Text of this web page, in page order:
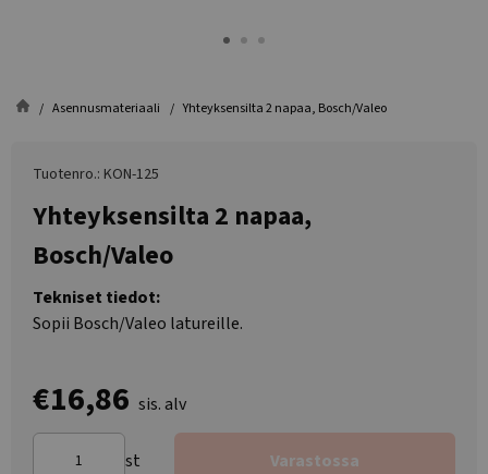
Asennusmateriaali Yhteyksensilta 2 napaa, Bosch/Valeo
Tuotenro.: KON-125
Yhteyksensilta 2 napaa,
Bosch/Valeo
Tekniset tiedot:
Sopii Bosch/Valeo latureille.
€16,86 sis. alv
st Varastossa